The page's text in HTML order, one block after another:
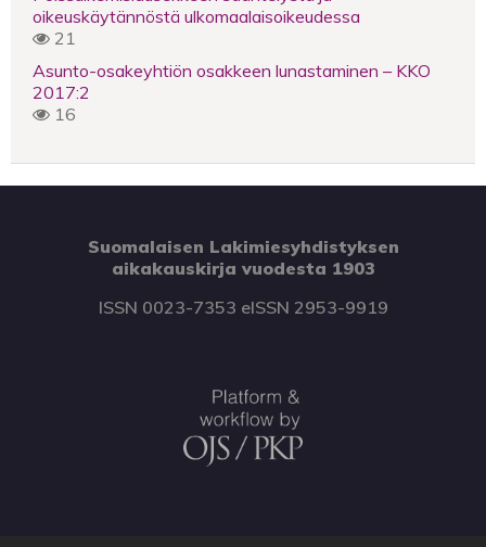
oikeuskäytännöstä ulkomaalaisoikeudessa
21
Asunto-osakeyhtiön osakkeen lunastaminen – KKO
2017:2
16
Suomalaisen Lakimiesyhdistyksen
aikakauskirja vuodesta 1903
ISSN 0023-7353 eISSN 2953-9919